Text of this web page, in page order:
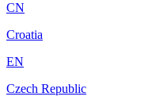
CN
Croatia
EN
Czech Republic